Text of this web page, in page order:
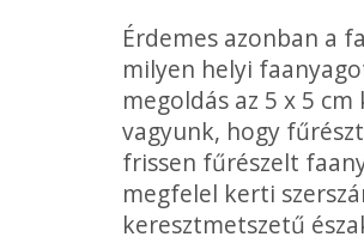
Érdemes azonban a
milyen helyi
megoldás az 5 x 5
vagyunk, hogy
frissen fűrészelt
megfelel kerti
keresztmetszetű